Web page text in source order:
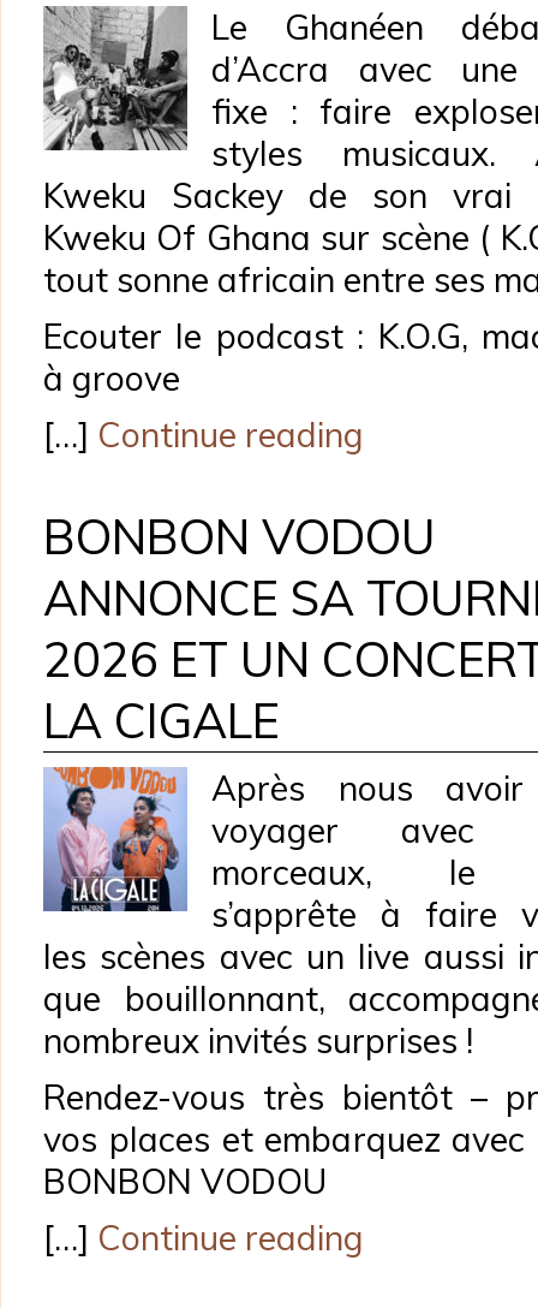
Le Ghanéen
d’Accra avec une
fixe : faire
styles musicaux.
Kweku Sackey de son vrai
Kweku Of Ghana sur scène (
tout sonne africain entre ses
Ecouter le podcast : K.O.G,
à groove
[…] Continue reading
BONBON VODOU
ANNONCE SA
2026 ET UN
LA CIGALE
Après nous
voyager avec
morceaux, le
s’apprête à faire
les scènes avec un live aussi
que bouillonnant,
nombreux invités surprises !
Rendez-vous très bientôt –
vos places et embarquez avec
BONBON VODOU
[…] Continue reading